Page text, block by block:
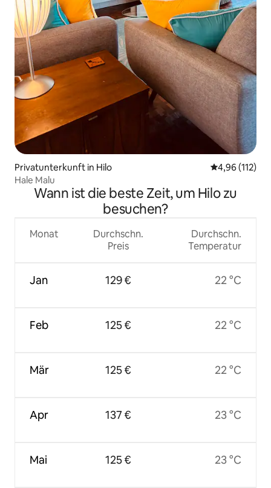
Privatunterkunft in Hilo
4,96 (112)
Hale Malu
Wann ist die beste Zeit, um Hilo zu
besuchen?
Monat
Jan
Feb
Mär
Apr
Mai
Durchschn.
Preis
129 €
125 €
125 €
137 €
125 €
Durchschn.
Temperatur
22 °C
22 °C
22 °C
23 °C
23 °C